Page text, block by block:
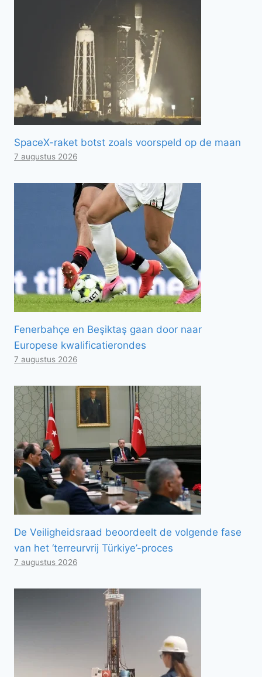
SpaceX-raket botst zoals voorspeld op de maan
7 augustus 2026
Fenerbahçe en Beşiktaş gaan door naar
Europese kwalificatierondes
7 augustus 2026
De Veiligheidsraad beoordeelt de volgende fase
van het ‘terreurvrij Türkiye’-proces
7 augustus 2026